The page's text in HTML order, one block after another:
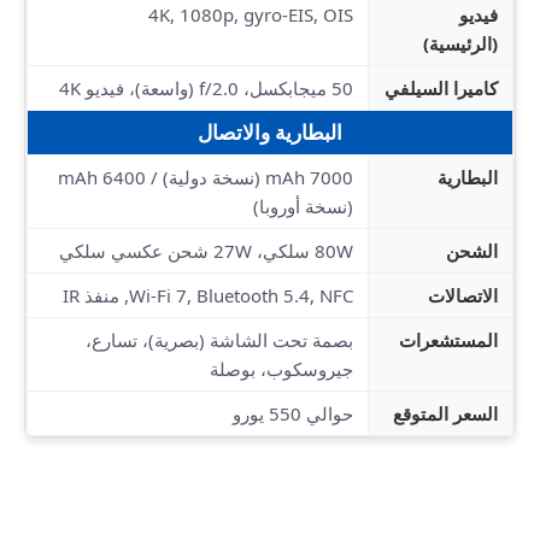
فيديو
(الرئيسية)
4K, 1080p, gyro-EIS, OIS
كاميرا السيلفي 50 ميجابكسل، f/2.0 (واسعة)، فيديو 4K
البطارية والاتصال
البطارية
7000 mAh (نسخة دولية) / 6400 mAh
(نسخة أوروبا)
الشحن
80W سلكي، 27W شحن عكسي سلكي
الاتصالات
Wi-Fi 7, Bluetooth 5.4, NFC, منفذ IR
المستشعرات
بصمة تحت الشاشة (بصرية)، تسارع،
جيروسكوب، بوصلة
السعر المتوقع
حوالي 550 يورو